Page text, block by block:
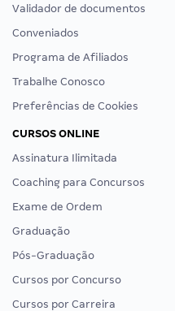
Validador de documentos
Conveniados
Programa de Afiliados
Trabalhe Conosco
Preferências de Cookies
CURSOS ONLINE
Assinatura Ilimitada
Coaching para Concursos
Exame de Ordem
Graduação
Pós-Graduação
Cursos por Concurso
Cursos por Carreira